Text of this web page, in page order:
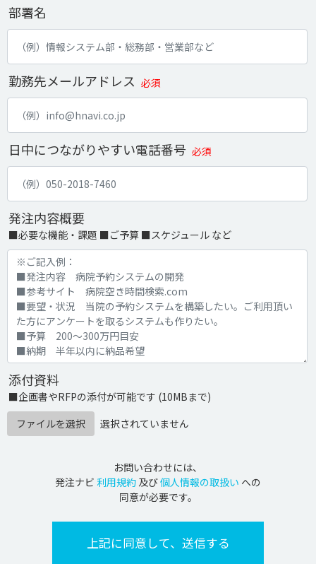
部署名
勤務先メールアドレス 必須
日中につながりやすい電話番号 必須
発注内容概要
■必要な機能・課題 ■ご予算 ■スケジュール など
添付資料
■企画書やRFPの添付が可能です (10MBまで)
ファイルを選択
選択されていません
お問い合わせには、
発注ナビ 利用規約 及び個人情報の取扱い への
同意が必要です。